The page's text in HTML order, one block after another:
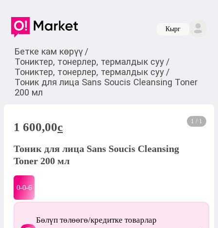
Кырг
Бетке кам көрүү /
Тониктер, тонерлер, термалдык суу /
Тониктер, тонерлер, термалдык суу /
Тоник для лица Sans Soucis Cleansing Toner
200 мл
1 / 1
1 600,00c
Тоник для лица Sans Soucis Cleansing
Toner 200 мл
0-0-6
Бөлүп төлөөгө/кредитке товарлар